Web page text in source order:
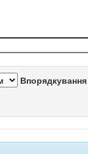
Впорядкування